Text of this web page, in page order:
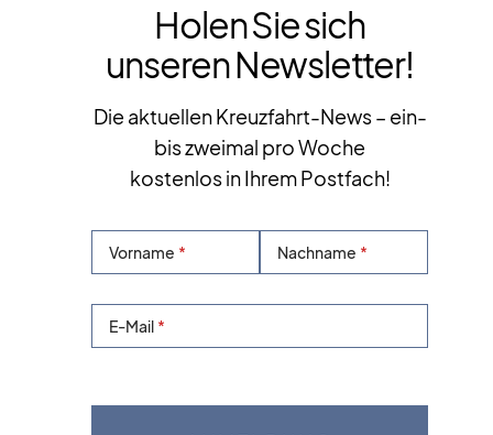
Holen Sie sich
unseren Newsletter!
Die aktuellen Kreuzfahrt-News – ein-
bis zweimal pro Woche
kostenlos in Ihrem Postfach!
Vorname Nachname
E-Mail